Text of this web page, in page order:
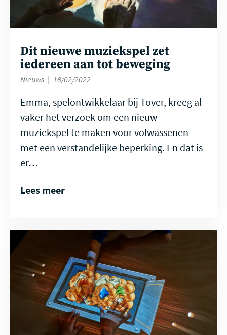
Dit nieuwe muziekspel zet
iedereen aan tot beweging
Nieuws 18/02/2022
Emma, spelontwikkelaar bij Tover, kreeg al
vaker het verzoek om een nieuw
muziekspel te maken voor volwassenen
met een verstandelijke beperking. En dat is
er…
Lees meer
Lees
meer